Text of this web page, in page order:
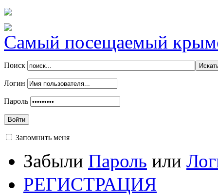
Самый посещаемый
Поиск
Логин
Пароль
Войти
Запомнить меня
Забыли Пароль или
РЕГИСТРАЦИЯ